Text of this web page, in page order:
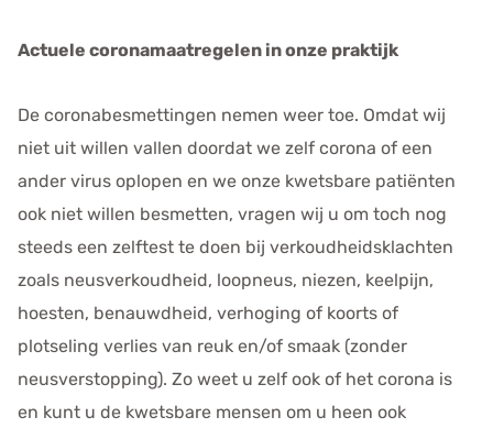
Actuele coronamaatregelen in onze praktijk
De coronabesmettingen nemen weer toe. Omdat wij
niet uit willen vallen doordat we zelf corona of een
ander virus oplopen en we onze kwetsbare patiënten
ook niet willen besmetten, vragen wij u om toch nog
steeds een zelftest te doen bij verkoudheidsklachten
zoals neusverkoudheid, loopneus, niezen, keelpijn,
hoesten, benauwdheid, verhoging of koorts of
plotseling verlies van reuk en/of smaak (zonder
neusverstopping). Zo weet u zelf ook of het corona is
en kunt u de kwetsbare mensen om u heen ook